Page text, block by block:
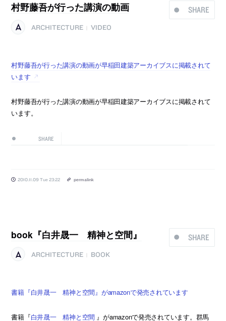
SHARE
村野藤吾が行った講演の動画
ARCHITECTURE VIDEO
村野藤吾が行った講演の動画が早稲田建築アーカイブスに掲載されて
います
村野藤吾が行った講演の動画が早稲田建築アーカイブスに掲載されて
います。
SHARE
2010.11.09 Tue 23:22 permalink
SHARE
book『白井晟一 精神と空間』
ARCHITECTURE BOOK
書籍『白井晟一 精神と空間』がamazonで発売されています
書籍『白井晟一 精神と空間 』がamazonで発売されています。群馬